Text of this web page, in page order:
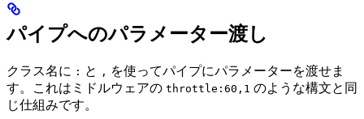
パイプへのパラメーター渡し
クラス名に : と , を使ってパイプにパラメーターを渡せま
す。これはミドルウェアの throttle:60,1 のような構文と同
じ仕組みです。